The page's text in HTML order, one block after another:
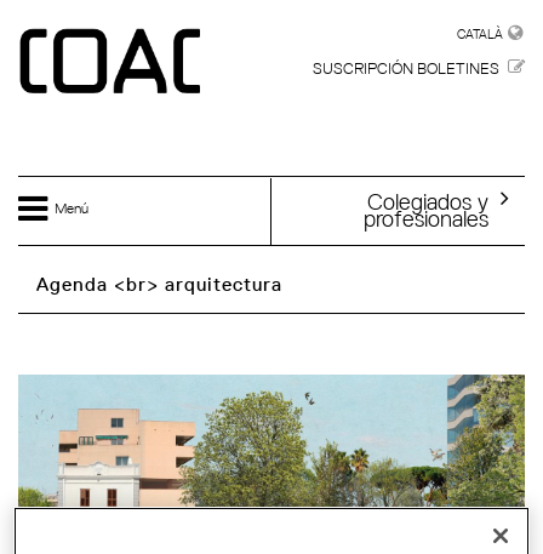
CATALÀ
SUSCRIPCIÓN BOLETINES
Menú Colegiados y
profesionales
Agenda <br> arquitectura